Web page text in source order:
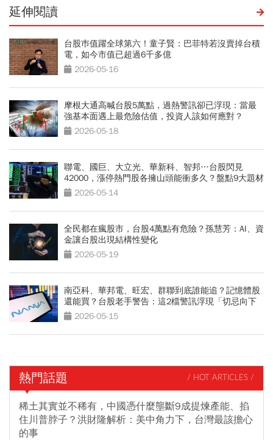
延伸閱讀
台股巿值躍全球第六！童子賢：巴菲特若沒賣掉台積
電，如今市值已超過6千多億
2026-05-16
摩根大通高喊台股5萬點，過熱警訊卻已浮現：當最
強基本面遇上最危險估值，投資人該如何應對？
2026-05-18
聯電、國巨、大立光、華新科、智邦…台股閃見
42000，漲停熱門股各擁山頭能衝多久？盤點9大題材
有多厚
2026-05-14
全民都在瘋股市，台股4萬點有危險？孫慧芳：AI、資
金讓台股出現結構性變化
2026-05-19
南亞科、華邦電、旺宏、群聯到底誰能追？記憶體股
還能買？台股老手警告：這2檔警訊浮現「切忌向下
攤平」
2026-05-15
熱門話題 / HOT ARTICLES /
稀土其實並不稀有，中國憑什麼壟斷9成提煉產能、掐
住川普脖子？洪財隆解析：美中角力下，台灣最該擔心
的事